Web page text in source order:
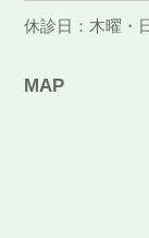
休診日：木曜・
MAP